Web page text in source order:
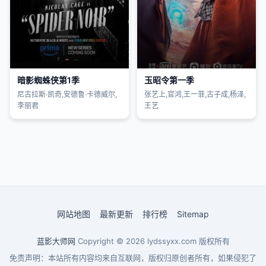
暗影蜘蛛侠第1季
尼古拉斯·凯奇,安德鲁·卡德威尔,
李丽君
玉昭令第一季
张艺上,官鸿,王一菲,古子成,杨泽,
王艺
网站地图 最新更新 排行榜 Sitemap
蓝影大师网 Copyright © 2026 lydssyxx.com 版权所有
免责声明：本站所有内容均来自互联网，版权归原创者所有，如果侵犯了